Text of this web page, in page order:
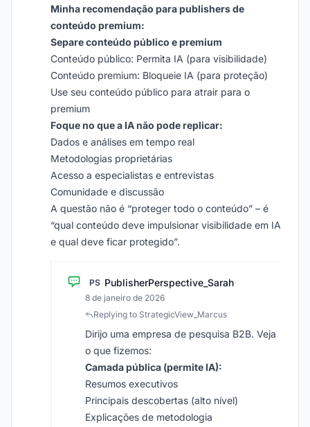
Minha recomendação para publishers de
conteúdo premium:
Separe conteúdo público e premium
Conteúdo público: Permita IA (para visibilidade)
Conteúdo premium: Bloqueie IA (para proteção)
Use seu conteúdo público para atrair para o
premium
Foque no que a IA não pode replicar:
Dados e análises em tempo real
Metodologias proprietárias
Acesso a especialistas e entrevistas
Comunidade e discussão
A questão não é “proteger todo o conteúdo” – é
“qual conteúdo deve impulsionar visibilidade em IA
e qual deve ficar protegido”.
PS PublisherPerspective_Sarah·
8 de janeiro de 2026
Replying to StrategicView_Marcus
Dirijo uma empresa de pesquisa B2B. Veja
o que fizemos:
Camada pública (permite IA):
Resumos executivos
Principais descobertas (alto nível)
Explicações de metodologia